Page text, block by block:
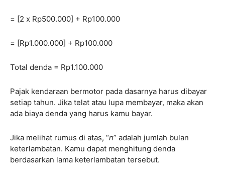
= [2 x Rp500.000] + Rp100.000
= [Rp1.000.000] + Rp100.000
Total denda = Rp1.100.000
Pajak kendaraan bermotor pada dasarnya harus dibayar
setiap tahun. Jika telat atau lupa membayar, maka akan
ada biaya denda yang harus kamu bayar.
Jika melihat rumus di atas, “n” adalah jumlah bulan
keterlambatan. Kamu dapat menghitung denda
berdasarkan lama keterlambatan tersebut.